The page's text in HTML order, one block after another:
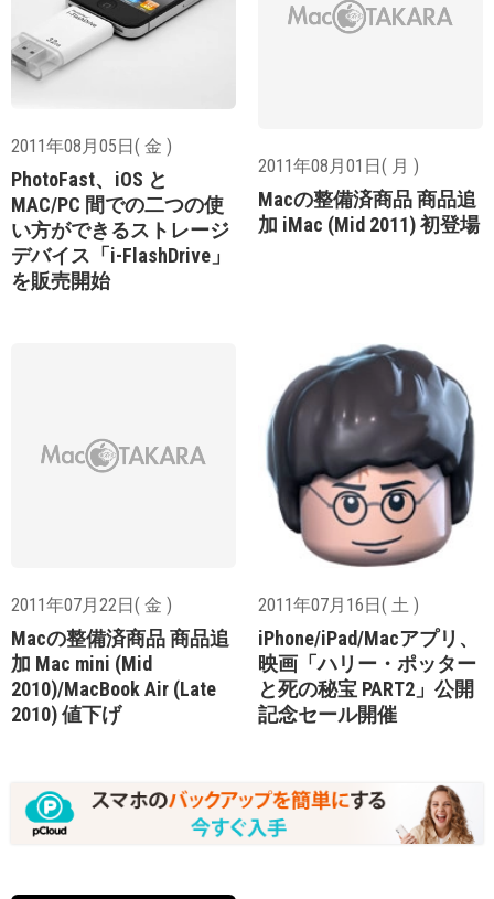
2011年08月05日( 金 )
PhotoFast、iOS と
MAC/PC 間での二つの使
い方ができるストレージ
デバイス「i-FlashDrive」
を販売開始
2011年08月01日( 月 )
Macの整備済商品 商品追
加 iMac (Mid 2011) 初登場
2011年07月22日( 金 )
Macの整備済商品 商品追
加 Mac mini (Mid
2010)/MacBook Air (Late
2010) 値下げ
2011年07月16日( 土 )
iPhone/iPad/Macアプリ、
映画「ハリー・ポッター
と死の秘宝 PART2」公開
記念セール開催